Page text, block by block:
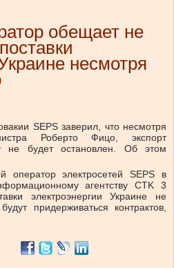
обещает не
несмотря
SEPS заверил, что несмотря
Роберто Фицо, экспорт
не будет остановлен.
Об этом
оператор электросетей SEPS в
агентству CTK 3
электроэнергии Украине не
придерживаться контрактов,